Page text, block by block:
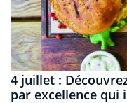
4 juillet :
par excellence qui